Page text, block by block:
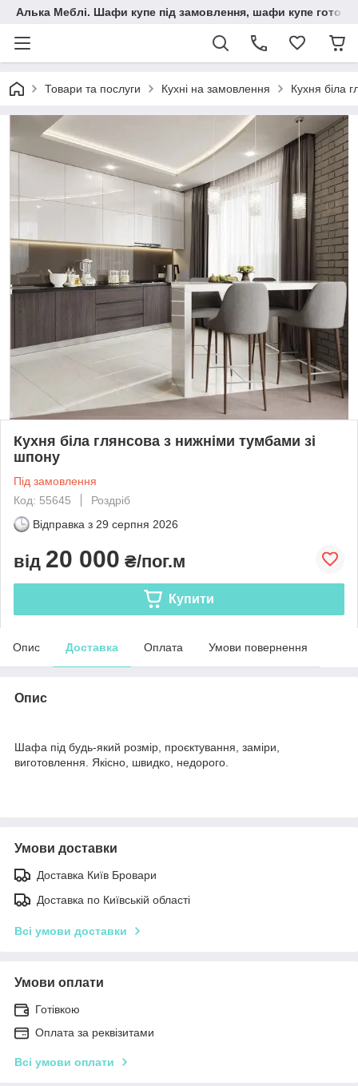
Алька Меблі. Шафи купе під замовлення, шафи купе готові,
Товари та послуги Кухні на замовлення Кухня біла
Кухня біла глянсова з нижніми тумбами зі
шпону
Під замовлення
Код: 55645
Роздріб
Відправка з 29 серпня 2026
від 20 000 ₴/пог.м
Купити
Опис Доставка Оплата Умови повернення
Опис
Шафа під будь-який розмір, проєктування, заміри,
виготовлення. Якісно, швидко, недорого.
Умови доставки
Доставка Київ Бровари
Доставка по Київській області
Всі умови доставки
Умови оплати
Готівкою
Оплата за реквізитами
Всі умови оплати